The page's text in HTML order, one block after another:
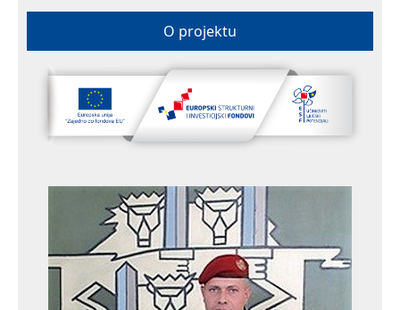
O projektu